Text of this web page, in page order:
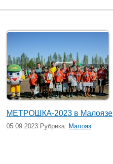
МЕТРОШКА-2023 в Малоязе
05.09.2023 Рубрика: Малояз